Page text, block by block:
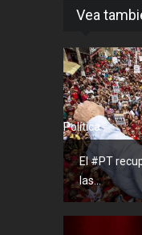
Vea
Política
El #PT
las...